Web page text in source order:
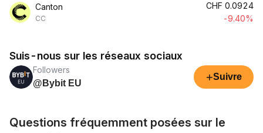
Canton
CC
CHF 0.0924
-9.40%
Suis-nous sur les réseaux sociaux
Followers
@Bybit EU
+Suivre
Questions fréquemment posées sur le